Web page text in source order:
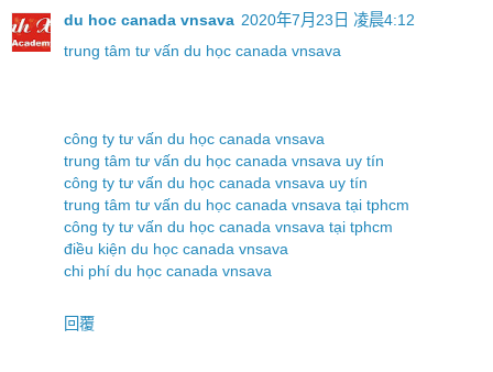
du hoc canada vnsava 2020年7月23日 凌晨4:12
trung tâm tư vấn du học canada vnsava
công ty tư vấn du học canada vnsava
trung tâm tư vấn du học canada vnsava uy tín
công ty tư vấn du học canada vnsava uy tín
trung tâm tư vấn du học canada vnsava tại tphcm
công ty tư vấn du học canada vnsava tại tphcm
điều kiện du học canada vnsava
chi phí du học canada vnsava
回覆